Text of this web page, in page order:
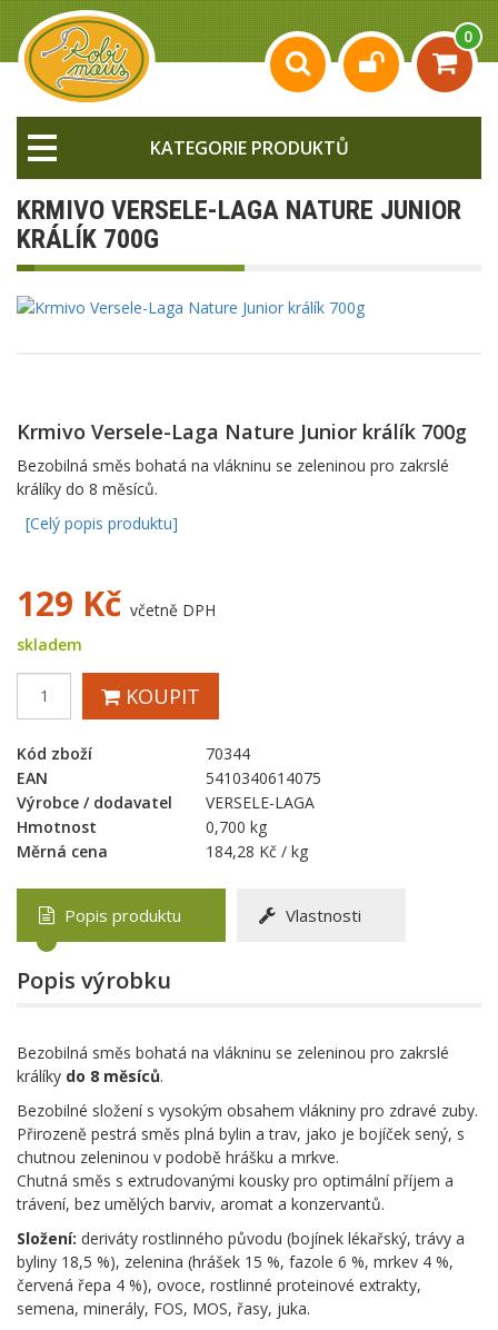
0
KATEGORIE PRODUKTŮ
KRMIVO VERSELE-LAGA NATURE JUNIOR
KRÁLÍK 700G
Krmivo Versele-Laga Nature Junior králík 700g
Bezobilná směs bohatá na vlákninu se zeleninou pro zakrslé
králíky do 8 měsíců.
[Celý popis produktu]
129 Kč včetně DPH
skladem
KOUPIT
Kód zboží
70344
EAN
5410340614075
Výrobce / dodavatel
VERSELE-LAGA
Hmotnost
0,700 kg
Měrná cena
184,28 Kč / kg
Popis produktu Vlastnosti
Popis výrobku
Bezobilná směs bohatá na vlákninu se zeleninou pro zakrslé
králíky do 8 měsíců.
Bezobilné složení s vysokým obsahem vlákniny pro zdravé zuby.
Přirozeně pestrá směs plná bylin a trav, jako je bojíček sený, s
chutnou zeleninou v podobě hrášku a mrkve.
Chutná směs s extrudovanými kousky pro optimální příjem a
trávení, bez umělých barviv, aromat a konzervantů.
Složení: deriváty rostlinného původu (bojínek lékařský, trávy a
byliny 18,5 %), zelenina (hrášek 15 %, fazole 6 %, mrkev 4 %,
červená řepa 4 %), ovoce, rostlinné proteinové extrakty,
semena, minerály, FOS, MOS, řasy, juka.